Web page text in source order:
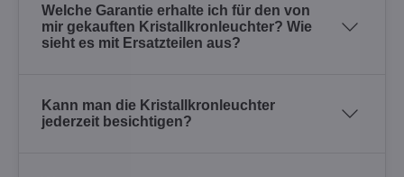
Welche Garantie erhalte ich für den von
mir gekauften Kristallkronleuchter? Wie
sieht es mit Ersatzteilen aus?
Kann man die Kristallkronleuchter
jederzeit besichtigen?